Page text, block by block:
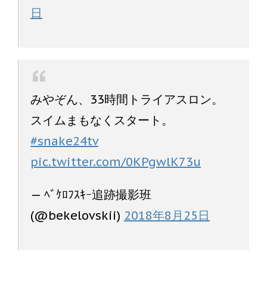
日
みやぞん、33時間トライアスロン。
スイムまもなくスタート。
#snake24tv
pic.twitter.com/0KPgwlK73u
— ﾍﾞｹﾛﾌｽｷｰ追跡撮影班
(@bekelovskii) 2018年8月25日